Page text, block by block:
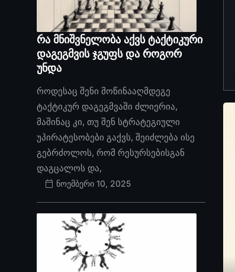
რა მნიშვნელობა აქვს ტაქტიკური
დაგეგმვის ჯგუფს და როგორ
უნდა
როდესაც შენი მოწინააღმდეგე
ტაქტიკურ დაგეგმვაში ძლიერია,
მაშინაც კი, თუ შენ სტრატეგიული
უპირატესობები გაქვს, შეიძლება ისე
გებრძოლოს, რომ რესურსებისგან
დაგცალოს და,
ნოემბერი 10, 2025